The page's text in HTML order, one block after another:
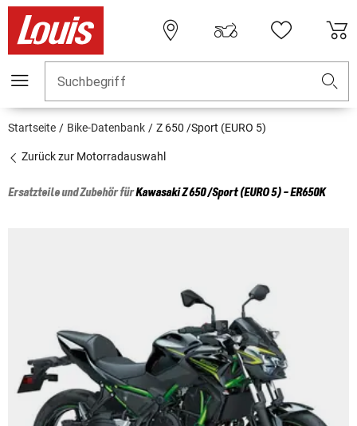
Suchbegriff
Startseite Bike-Datenbank Z 650 /Sport (EURO 5)
Zurück zur Motorradauswahl
Ersatzteile und Zubehör fürKawasakiZ 650 /Sport (EURO 5) - ER650K